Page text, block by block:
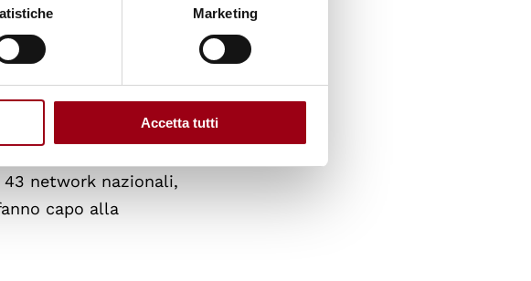
Marketing
Accetta tutti
relative allo
in materia di
del network
network nazionali,
capo alla